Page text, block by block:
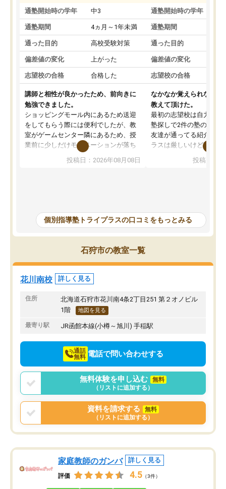
通塾開始時の学年 中3
通塾期間 4ヵ月～1年未満
通った目的 高校受験対策
偏差値の変化 上がった
志望校の合格 合格した
講師と相性が良かったため、前向きに
勉強できました。
ショッピングモール内にあるため送迎
をしてもらう際には便利でしたが、教
室がゲームセンター隣にあるため、授
業前に少しだけモチベーションが落ち
ることもありました。講師の方とは相
性が良かったため、とても話しやすく
た。難しい問題では解説をより細かく
書いてくれたりと、生徒一人一人に合
った授業を考えてくれます。
投稿日：2026年08月08日
通塾開始時の学年
通塾期間
通った目的
偏差値の変化
志望校の合格
なかなか覚えられなかっ
教えて頂けた。
最初の志望校は自力では
塾探しで2件の塾の説明
友達が通ってる紹介で行
ラスは厳しいけど頑張れ
希望のある方に決めま
を教えて頂き出来ないこ
うになった、覚えられた
ころ見て、見捨てず教え
方で通ってよかったと思
投稿日：
個別指導塾トライプラスの口コミをもっとみる
石狩市の教室一覧
花川南校 詳しく見る
住所
北海道石狩市花川南4条2丁目251 第２オノビル
1階
地図を見る
最寄り駅 JR函館本線(小樽～旭川) 手稲駅
通話
無料 電話で問い合わせする
無料体験を申し込む
無料
（リストに追加する）
資料を請求する
無料
（リストに追加する）
家庭教師のガンバ 詳しく見る
評価 4.5 （3件）